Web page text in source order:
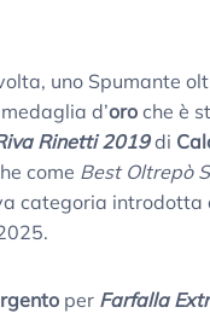
uno Spumante
d’oro che è
Rinetti 2019di
come Best Oltrepò
categoria introdotta
per Farfalla